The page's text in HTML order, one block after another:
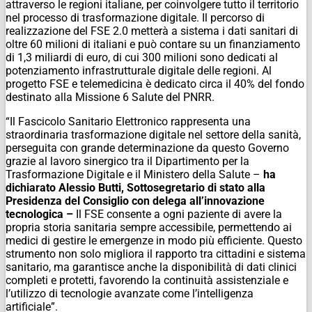
attraverso le regioni italiane, per coinvolgere tutto il territorio
nel processo di trasformazione digitale. Il percorso di
realizzazione del FSE 2.0 metterà a sistema i dati sanitari di
oltre 60 milioni di italiani e può contare su un finanziamento
di 1,3 miliardi di euro, di cui 300 milioni sono dedicati al
potenziamento infrastrutturale digitale delle regioni. Al
progetto FSE e telemedicina è dedicato circa il 40% del fondo
destinato alla Missione 6 Salute del PNRR.
“Il Fascicolo Sanitario Elettronico rappresenta una
straordinaria trasformazione digitale nel settore della sanità,
perseguita con grande determinazione da questo Governo
grazie al lavoro sinergico tra il Dipartimento per la
Trasformazione Digitale e il Ministero della Salute – ha
dichiarato Alessio Butti, Sottosegretario di stato alla
Presidenza del Consiglio con delega all’innovazione
tecnologica – Il FSE consente a ogni paziente di avere la
propria storia sanitaria sempre accessibile, permettendo ai
medici di gestire le emergenze in modo più efficiente. Questo
strumento non solo migliora il rapporto tra cittadini e sistema
sanitario, ma garantisce anche la disponibilità di dati clinici
completi e protetti, favorendo la continuità assistenziale e
l’utilizzo di tecnologie avanzate come l’intelligenza
artificiale”.